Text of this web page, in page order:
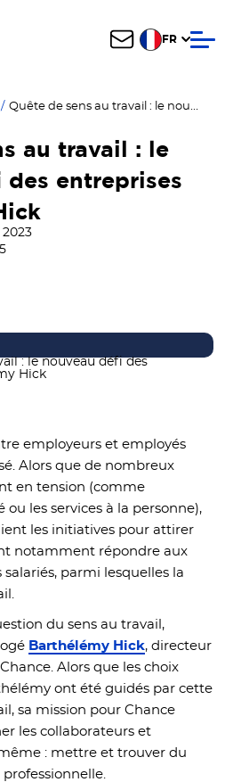
FR
/ Quête de sens au travail : le nouveau défi des entreprises Barthélémy Hick
au travail : le
entreprises
2023
employeurs et employés
Alors que de nombreux
en tension (comme
ou les services à la personne),
les initiatives pour attirer
notamment répondre aux
parmi lesquelles la
du sens au travail,
Barthélémy Hick, directeur
Alors que les choix
ont été guidés par cette
sa mission pour Chance
les collaborateurs et
: mettre et trouver du